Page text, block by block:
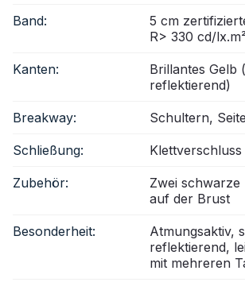
Band:
5 cm
R> 330 cd/
Kanten:
Brillantes Gelb
reflektierend)
Breakway: Schultern,
Schließung: Klettverschluss
Zubehör:
Zwei
auf der Brust
Besonderheit:
Atmungsaktiv,
reflektierend,
mit mehreren